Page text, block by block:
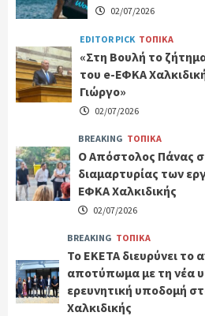
02/07/2026
EDITOR PICK ΤΟΠΙΚΑ
«Στη Βουλή το
του e-ΕΦΚΑ
Γιώργο»
02/07/2026
BREAKING ΤΟΠΙΚΑ
Ο Απόστολος Πάνας
διαμαρτυρίας των
ΕΦΚΑ Χαλκιδικής
02/07/2026
BREAKING ΤΟΠΙΚΑ
Το ΕΚΕΤΑ διευρύνει το
αποτύπωμα με τη νέα
ερευνητική υποδομή
Χαλκιδικής